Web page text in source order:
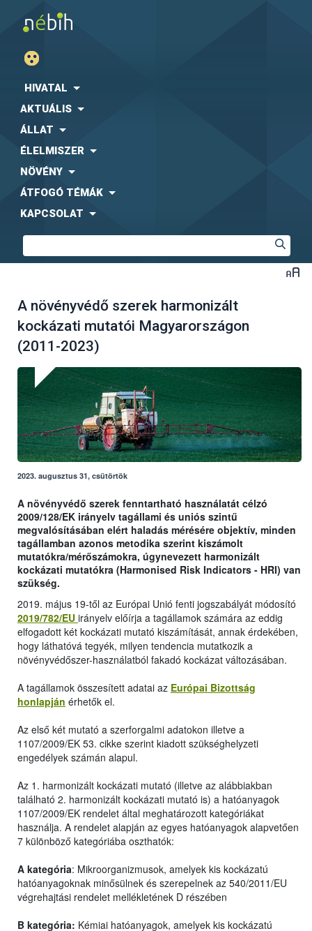
HIVATAL
AKTUÁLIS
ÁLLAT
ÉLELMISZER
NÖVÉNY
ÁTFOGÓ TÉMÁK
KAPCSOLAT
A növényvédő szerek harmonizált
kockázati mutatói Magyarországon
(2011-2023)
2023. augusztus 31, csütörtök
A növényvédő szerek fenntartható használatát célzó
2009/128/EK irányelv tagállami és uniós szintű
megvalósításában elért haladás mérésére objektív, minden
tagállamban azonos metodika szerint kiszámolt
mutatókra/mérőszámokra, úgynevezett harmonizált
kockázati mutatókra (Harmonised Risk Indicators - HRI) van
szükség.
2019. május 19-től az Európai Unió fenti jogszabályát módosító
2019/782/EU irányelv előírja a tagállamok számára az eddig
elfogadott két kockázati mutató kiszámítását, annak érdekében,
hogy láthatóvá tegyék, milyen tendencia mutatkozik a
növényvédőszer-használatból fakadó kockázat változásában.
A tagállamok összesített adatai az Európai Bizottság
honlapján érhetők el.
Az első két mutató a szerforgalmi adatokon illetve a
1107/2009/EK 53. cikke szerint kiadott szükséghelyzeti
engedélyek számán alapul.
Az 1. harmonizált kockázati mutató (illetve az alábbiakban
található 2. harmonizált kockázati mutató is) a hatóanyagok
1107/2009/EK rendelet által meghatározott kategóriákat
használja. A rendelet alapján az egyes hatóanyagok alapvetően
7 különböző kategóriába oszthatók:
A kategória: Mikroorganizmusok, amelyek kis kockázatú
hatóanyagoknak minősülnek és szerepelnek az 540/2011/EU
végrehajtási rendelet mellékletének D részében
B kategória: Kémiai hatóanyagok, amelyek kis kockázatú